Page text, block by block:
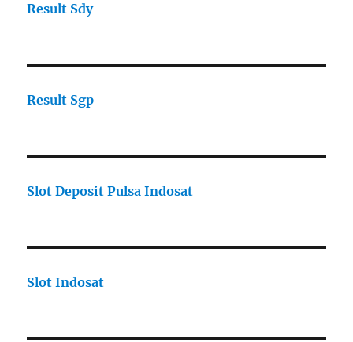
Result Sdy
Result Sgp
Slot Deposit Pulsa Indosat
Slot Indosat